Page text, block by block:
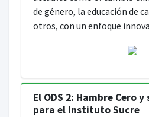
de género, la educación de
otros, con un enfoque
El ODS 2: Hambre Cero
para el Instituto Sucre